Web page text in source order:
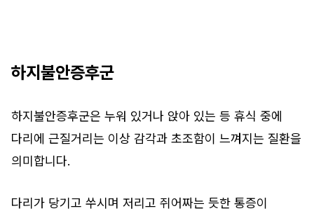
하지불안증후군
하지불안증후군은 누워 있거나 앉아 있는 등 휴식 중에
다리에 근질거리는 이상 감각과 초조함이 느껴지는 질환을
의미합니다.
다리가 당기고 쑤시며 저리고 쥐어짜는 듯한 통증이